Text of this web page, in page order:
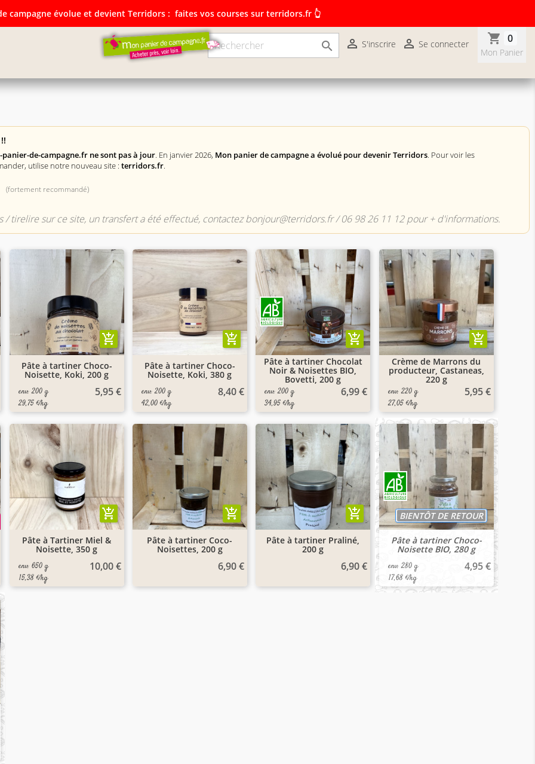
campagne évolue et devient Terridors : faites vos courses sur terridors.fr 👆
  S'inscrire  Se connecter shopping_cart 0
Mon Panier
évolue et devient Terridors:faites vos courses sur terridors.fr 👆
de-campagne.fr ne sont pas à jour. En janvier 2026, Mon panier de campagne a évolué pour devenir Terridors. Pour voir les
utilise notre nouveau site : terridors.fr.
(fortement recommandé)
/ tirelire sur ce site, un transfert a été effectué, contactez bonjour@terridors.fr / 06 98 26 11 12 pour + d'informations.
Pâte à tartiner Choco-
Noisette, Koki, 200 g
add_shopping_cart
env. 200 g
29,75 €/kg
5,95 €
Pâte à tartiner Choco-
Noisette, Koki, 380 g
add_shopping_cart
env. 200 g
42,00 €/kg
8,40 €
Pâte à tartiner Chocolat
Noir & Noisettes BIO,
Bovetti, 200 g
add_shopping_cart
env. 200 g
34,95 €/kg
6,99 €
Crème de Marrons du
producteur, Castaneas,
220 g
add_shopping_cart
env. 220 g
27,05 €/kg
5,95 €
Pâte à Tartiner Miel &
Noisette, 350 g
add_shopping_cart
env. 650 g
15,38 €/kg
10,00 €
Pâte à tartiner Coco-
Noisettes, 200 g
add_shopping_cart
6,90 €
Pâte à tartiner Praliné,
200 g
add_shopping_cart
6,90 €
Pâte à tartiner Choco-
Noisette BIO, 280 g
BIENTÔT DE RETOUR
env. 280 g
17,68 €/kg
4,95 €